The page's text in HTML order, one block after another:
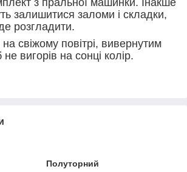
залишитися заломи і складки,
розгладити.
свіжому повітрі, вивернутим
вигорів на сонці колір.
Полуторний